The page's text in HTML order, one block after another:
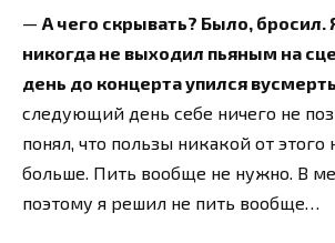
— А чего скрывать? Было, бросил.
никогда не выходил пьяным на
день до концерта упился вусмерть
следующий день себе ничего не
понял, что пользы никакой от этого
больше. Пить вообще не нужно. В
поэтому я решил не пить вообще…